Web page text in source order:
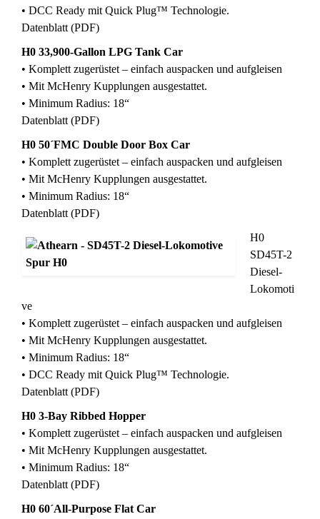
• DCC Ready mit Quick Plug™ Technologie.
Datenblatt (PDF)
H0 33,900-Gallon LPG Tank Car
• Komplett zugerüstet – einfach auspacken und aufgleisen
• Mit McHenry Kupplungen ausgestattet.
• Minimum Radius: 18“
Datenblatt (PDF)
H0 50´FMC Double Door Box Car
• Komplett zugerüstet – einfach auspacken und aufgleisen
• Mit McHenry Kupplungen ausgestattet.
• Minimum Radius: 18“
Datenblatt (PDF)
H0
SD45T-2
Diesel-
Lokomoti
ve
• Komplett zugerüstet – einfach auspacken und aufgleisen
• Mit McHenry Kupplungen ausgestattet.
• Minimum Radius: 18“
• DCC Ready mit Quick Plug™ Technologie.
Datenblatt (PDF)
H0 3-Bay Ribbed Hopper
• Komplett zugerüstet – einfach auspacken und aufgleisen
• Mit McHenry Kupplungen ausgestattet.
• Minimum Radius: 18“
Datenblatt (PDF)
H0 60´All-Purpose Flat Car